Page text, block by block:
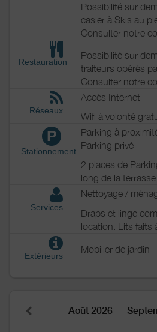
Possibilité sur
casier à Skis au
Consulter notre
Restauration
Possibilité sur
traiteurs opérés
Consulter notre
Réseaux
Accès Internet
Wifi à volonté
P
Stationnement
Parking à
Parking privé
2 places de
long de la terrasse
Services
Nettoyage /
Draps et linge
location. Lits faits
Extérieurs
Mobilier de jardin
Août 2026 —